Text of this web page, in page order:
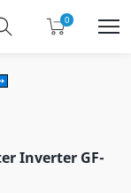
0
Inverter GF-